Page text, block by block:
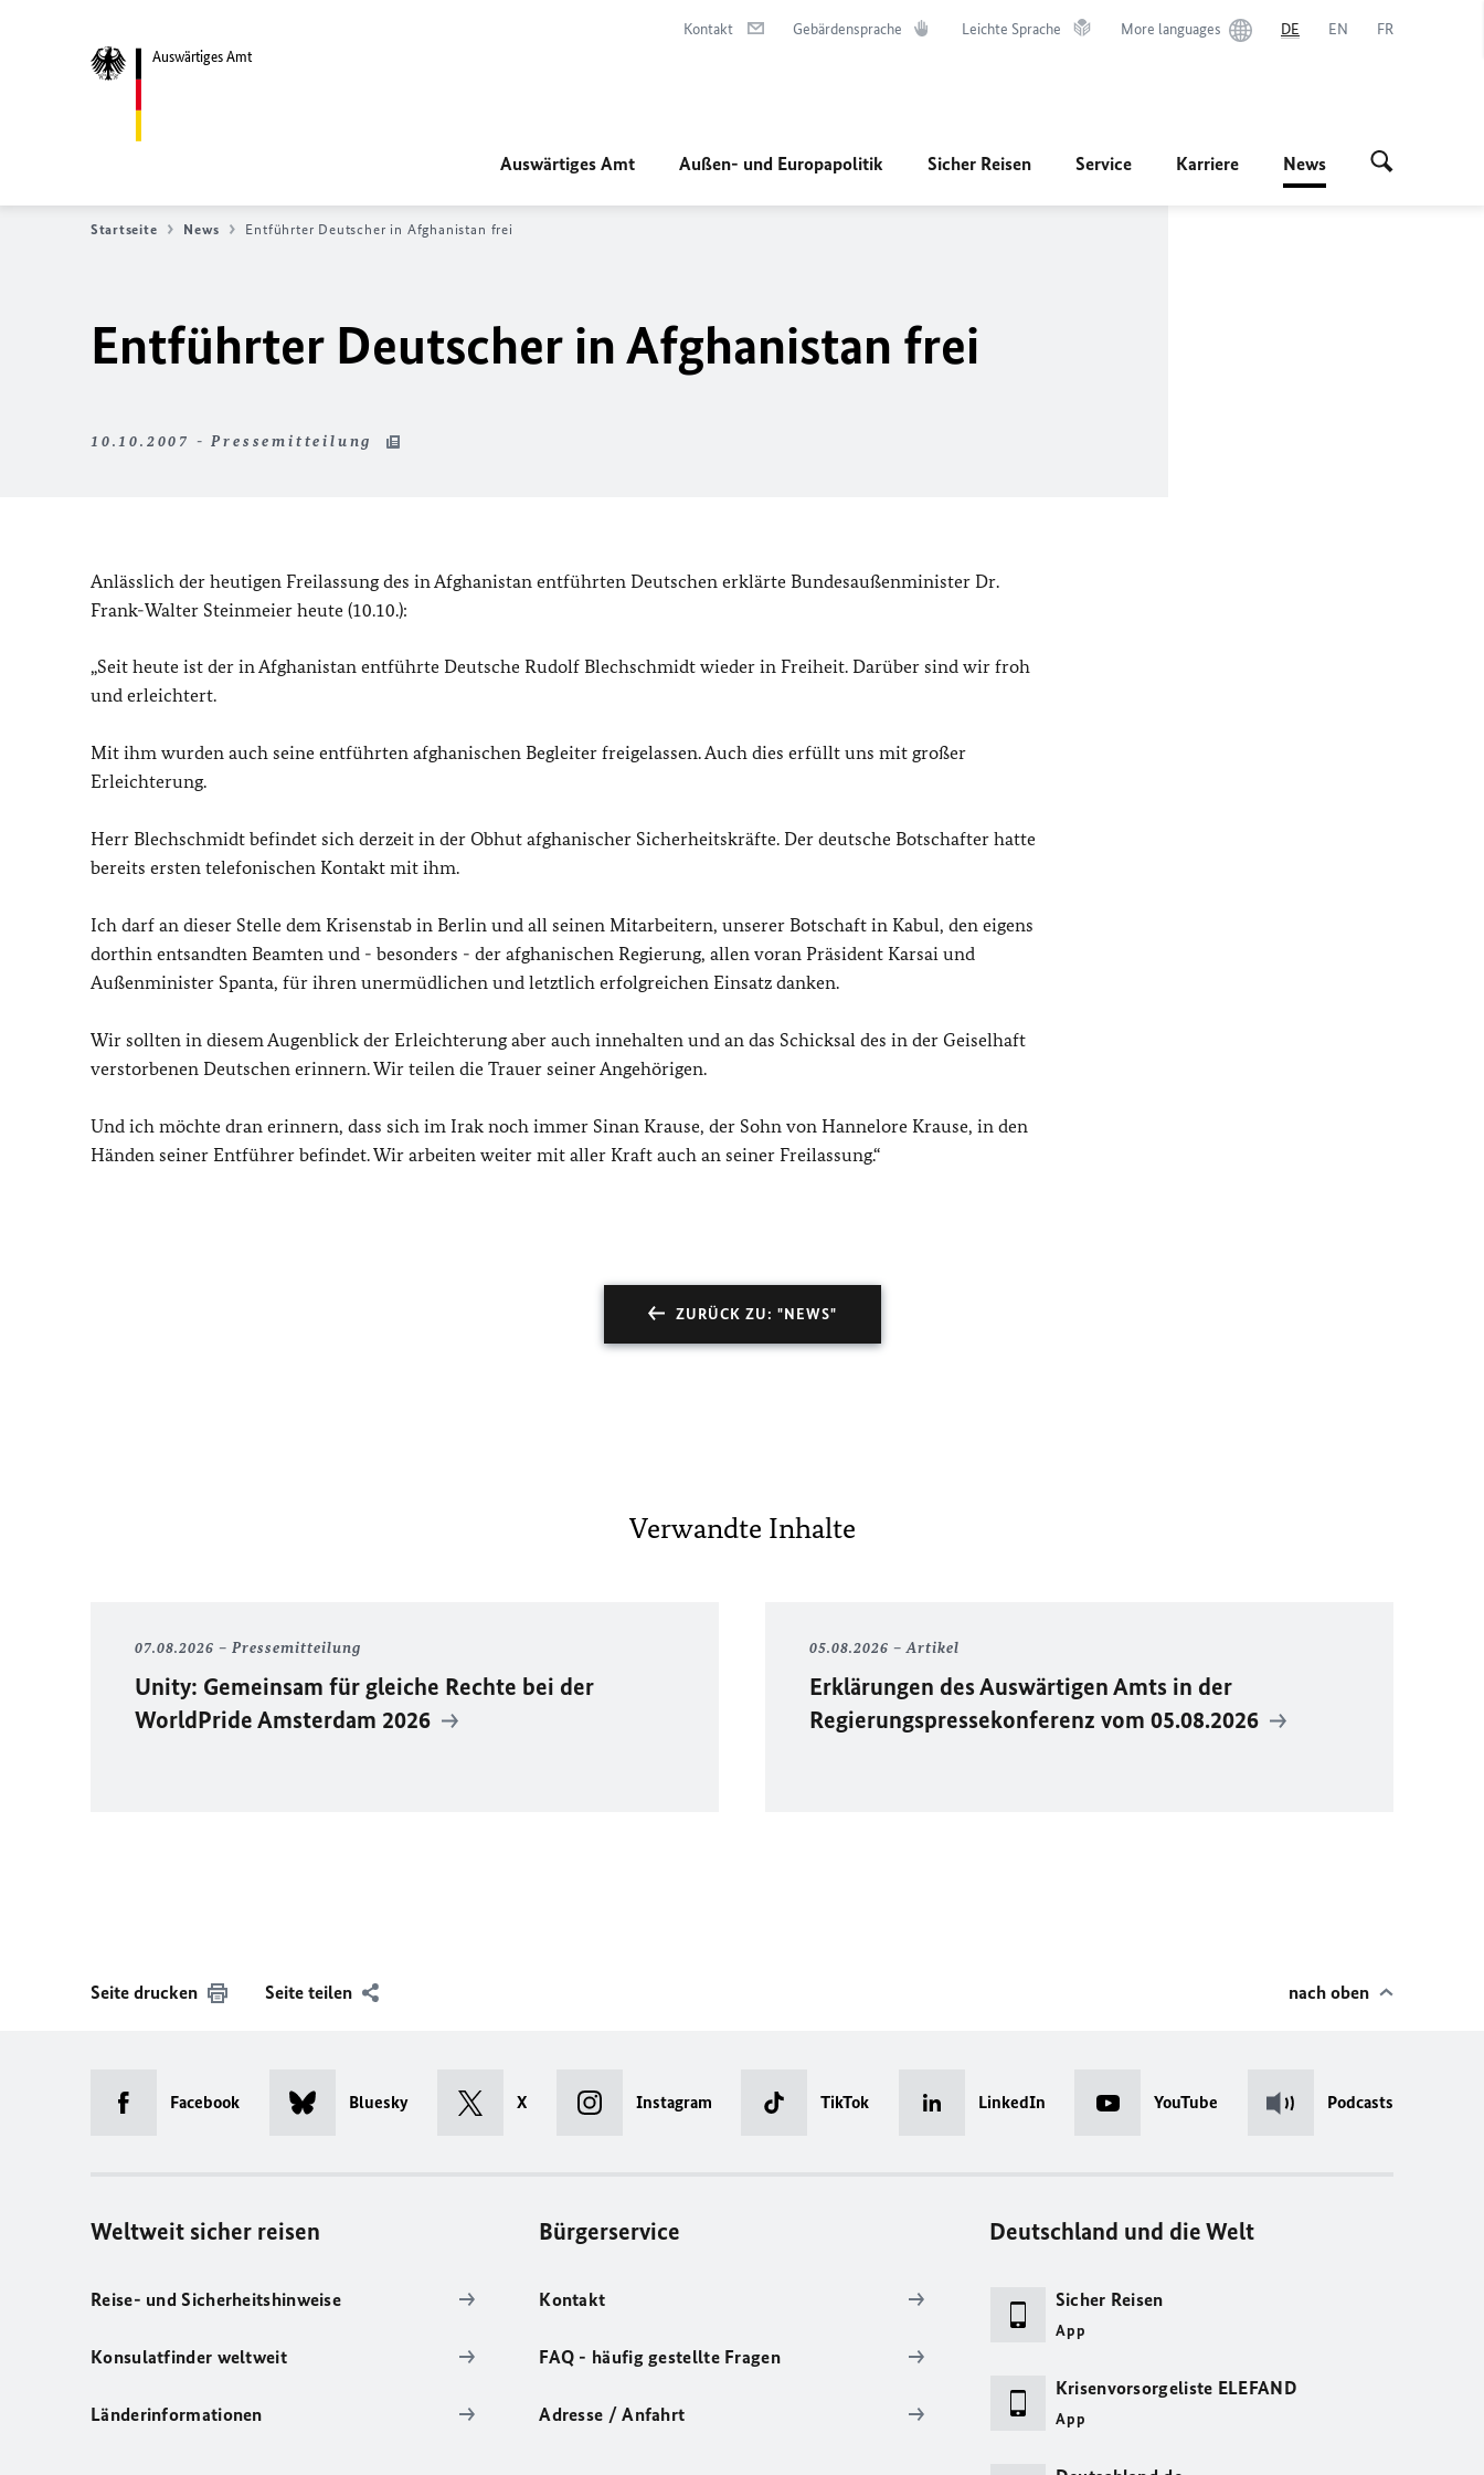
Auswärtiges Amt
Kontakt Gebärdensprache Leichte Sprache More languages DE EN FR
Auswärtiges Amt Außen- und Europapolitik Sicher Reisen Service Karriere News
Startseite News Entführter Deutscher in Afghanistan frei
Entführter Deutscher in Afghanistan frei
10.10.2007 - Pressemitteilung
Anlässlich der heutigen Freilassung des in Afghanistan entführten Deutschen erklärte Bundesaußenminister Dr.
Frank-Walter Steinmeier heute (10.10.):
„Seit heute ist der in Afghanistan entführte Deutsche Rudolf Blechschmidt wieder in Freiheit. Darüber sind wir froh
und erleichtert.
Mit ihm wurden auch seine entführten afghanischen Begleiter freigelassen. Auch dies erfüllt uns mit großer
Erleichterung.
Herr Blechschmidt befindet sich derzeit in der Obhut afghanischer Sicherheitskräfte. Der deutsche Botschafter hatte
bereits ersten telefonischen Kontakt mit ihm.
Ich darf an dieser Stelle dem Krisenstab in Berlin und all seinen Mitarbeitern, unserer Botschaft in Kabul, den eigens
dorthin entsandten Beamten und - besonders - der afghanischen Regierung, allen voran Präsident Karsai und
Außenminister Spanta, für ihren unermüdlichen und letztlich erfolgreichen Einsatz danken.
Wir sollten in diesem Augenblick der Erleichterung aber auch innehalten und an das Schicksal des in der Geiselhaft
verstorbenen Deutschen erinnern. Wir teilen die Trauer seiner Angehörigen.
Und ich möchte dran erinnern, dass sich im Irak noch immer Sinan Krause, der Sohn von Hannelore Krause, in den
Händen seiner Entführer befindet. Wir arbeiten weiter mit aller Kraft auch an seiner Freilassung.“
ZURÜCK ZU: "NEWS"
Verwandte Inhalte
07.08.2026 Pressemitteilung
Unity: Gemeinsam für gleiche Rechte bei der
WorldPrideAmsterdam 2026
05.08.2026 Artikel
Erklärungen des Auswärtigen Amts in der
Regierungspressekonferenz vom 05.08.2026
Seite drucken Seite teilen nach oben
Facebook Bluesky X Instagram TikTok LinkedIn YouTube Podcasts
Weltweit sicher reisen
Reise- und Sicherheitshinweise
Konsulatfinder weltweit
Länderinformationen
Bürgerservice
Kontakt
FAQ - häufig gestellte Fragen
Adresse / Anfahrt
Deutschland und die Welt
Sicher Reisen
App
Krisenvorsorgeliste ELEFAND
App